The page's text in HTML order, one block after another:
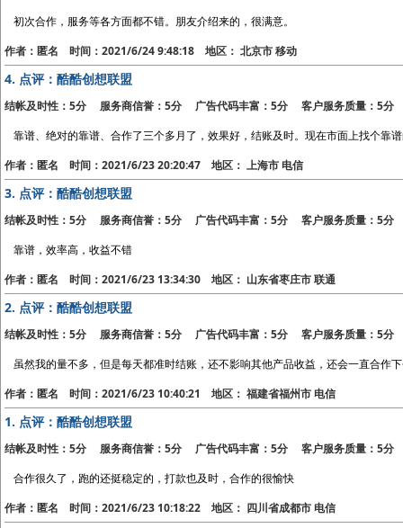
初次合作，服务等各方面都不错。朋友介绍来的，很满意。
作者：匿名 时间：2021/6/24 9:48:18 地区： 北京市 移动
4. 点评：酷酷创想联盟
结帐及时性：5分 服务商信誉：5分 广告代码丰富：5分 客户服务质量：5分
靠谱、绝对的靠谱、合作了三个多月了，效果好，结账及时。现在市面上找个靠
作者：匿名 时间：2021/6/23 20:20:47 地区： 上海市 电信
3. 点评：酷酷创想联盟
结帐及时性：5分 服务商信誉：5分 广告代码丰富：5分 客户服务质量：5分
靠谱，效率高，收益不错
作者：匿名 时间：2021/6/23 13:34:30 地区： 山东省枣庄市 联通
2. 点评：酷酷创想联盟
结帐及时性：5分 服务商信誉：5分 广告代码丰富：5分 客户服务质量：5分
虽然我的量不多，但是每天都准时结账，还不影响其他产品收益，还会一直合作
作者：匿名 时间：2021/6/23 10:40:21 地区： 福建省福州市 电信
1. 点评：酷酷创想联盟
结帐及时性：5分 服务商信誉：5分 广告代码丰富：5分 客户服务质量：5分
合作很久了，跑的还挺稳定的，打款也及时，合作的很愉快
作者：匿名 时间：2021/6/23 10:18:22 地区： 四川省成都市 电信